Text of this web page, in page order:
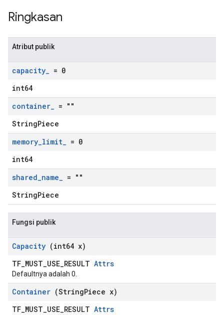
Ringkasan
Atribut publik
capacity_ = 0
int64
container_ = ""
StringPiece
memory_limit_ = 0
int64
shared_name_ = ""
StringPiece
Fungsi publik
Capacity (int64 x)
TF_MUST_USE_RESULT Attrs
Defaultnya adalah 0.
Container (StringPiece x)
TF_MUST_USE_RESULT Attrs